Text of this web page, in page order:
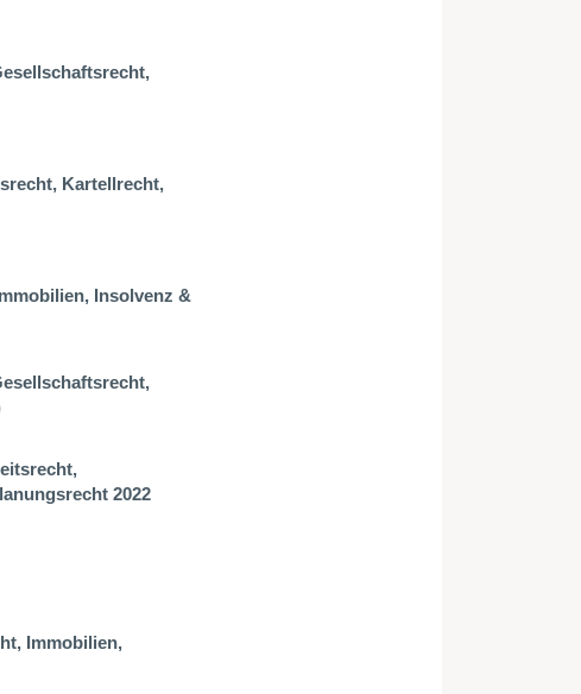
Kartellrecht,
Insolvenz &
2022
Immobilien,